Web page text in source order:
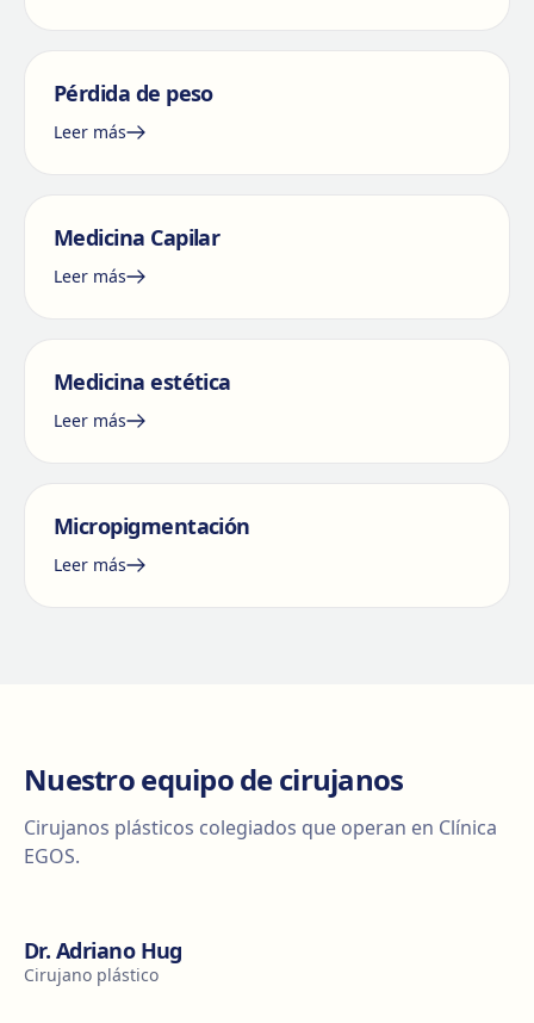
Pérdida de peso
Leer más
Medicina Capilar
Leer más
Medicina estética
Leer más
Micropigmentación
Leer más
Nuestro equipo de cirujanos
Cirujanos plásticos colegiados que operan en Clínica
EGOS.
Dr. Adriano Hug
Cirujano plástico